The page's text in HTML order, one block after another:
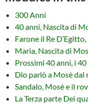
300 Anni
40 anni, Nascita di
Farone il Re D’Egitto,
Maria, Nascita di
Prossimi 40 anni, i
Dio parlò a Mosè
Sandalo, Mosè e il
La Terza parte Dei